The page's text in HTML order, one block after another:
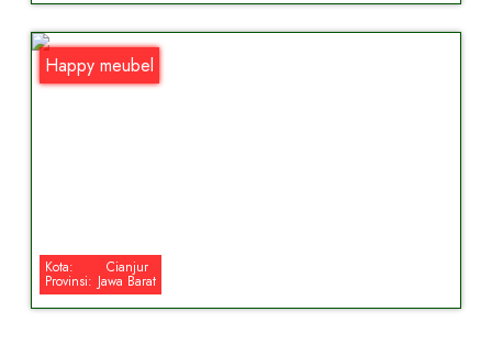
Happy meubel
Kota: Cianjur
Provinsi: Jawa Barat